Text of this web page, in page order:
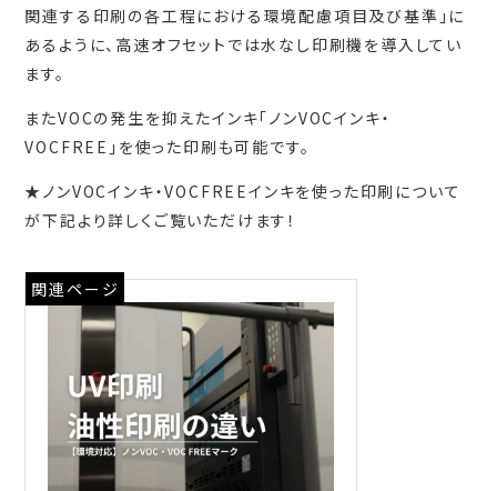
関連する印刷の各工程における環境配慮項目及び基準」に
あるように、高速オフセットでは水なし印刷機を導入してい
ます。
またVOCの発生を抑えたインキ「ノンVOCインキ・
VOCFREE」を使った印刷も可能です。
★ノンVOCインキ・VOCFREEインキを使った印刷について
が下記より詳しくご覧いただけます！
関連ページ